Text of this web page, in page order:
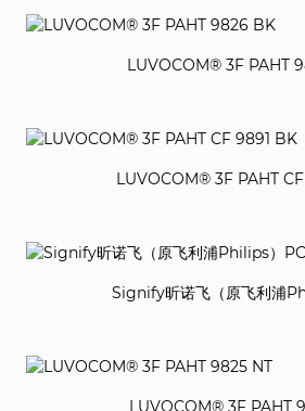
LUVOCOM® 3F PAHT
LUVOCOM® 3F PAHT
Signify昕诺飞（原飞利浦
LUVOCOM® 3F PAHT